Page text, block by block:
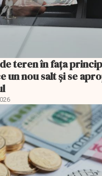
teren în fața
un nou salt și se